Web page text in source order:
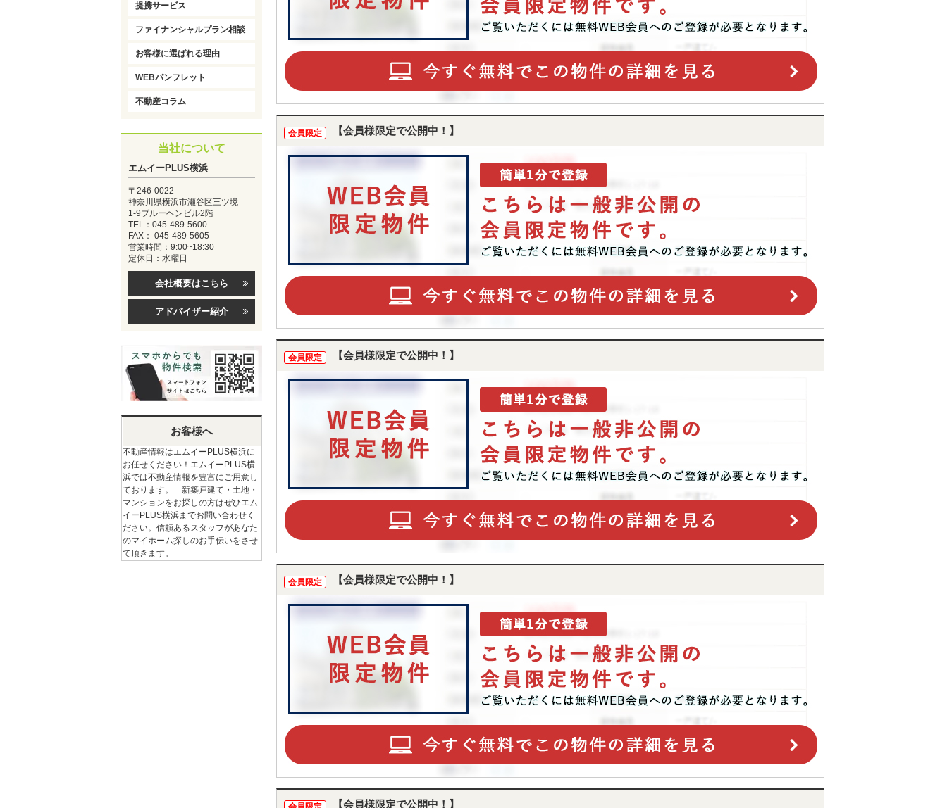
会員限定 【会員様限定で公開中！】
会員限定 【会員様限定で公開中！】
会員限定 【会員様限定で公開中！】
【会員様限定で公開中！】
提携サービス
ファイナンシャルプラン相談
お客様に選ばれる理由
WEBパンフレット
不動産コラム
当社について
エムイーPLUS横浜
〒246-0022
神奈川県横浜市瀬谷区三ツ境
1-9ブルーヘンビル2階
TEL：045-489-5600
FAX： 045-489-5605
営業時間：9:00~18:30
定休日：水曜日
会社概要はこちら
アドバイザー紹介
お客様へ
不動産情報はエムイーPLUS横浜に
お任せください！エムイーPLUS横
浜では不動産情報を豊富にご用意し
ております。 新築戸建て・土地・
マンションをお探しの方はぜひエム
イーPLUS横浜までお問い合わせく
ださい。信頼あるスタッフがあなた
のマイホーム探しのお手伝いをさせ
て頂きます。